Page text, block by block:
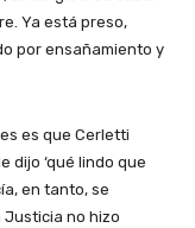
Ya está preso,
por ensañamiento y
es que Cerletti
dijo ‘qué lindo que
en tanto, se
no hizo